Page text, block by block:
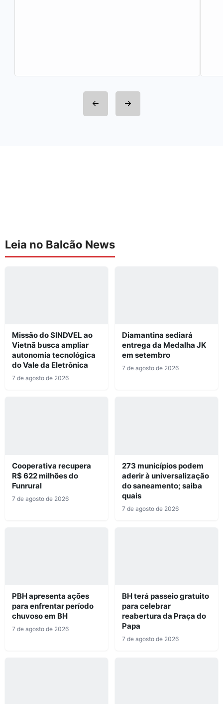
Leia no Balcão News
Missão do SINDVEL ao
Vietnã busca ampliar
autonomia tecnológica
do Vale da Eletrônica
7 de agosto de 2026
Diamantina sediará
entrega da Medalha JK
em setembro
7 de agosto de 2026
Cooperativa recupera
R$ 622 milhões do
Funrural
7 de agosto de 2026
273 municípios podem
aderir à universalização
do saneamento; saiba
quais
7 de agosto de 2026
PBH apresenta ações
para enfrentar período
chuvoso em BH
7 de agosto de 2026
BH terá passeio gratuito
para celebrar
reabertura da Praça do
Papa
7 de agosto de 2026